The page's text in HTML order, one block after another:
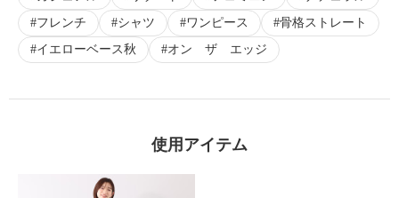
フレンチ
シャツ ワンピース
骨格ストレート
イエローベース秋
オン ザ エッジ
使用アイテム